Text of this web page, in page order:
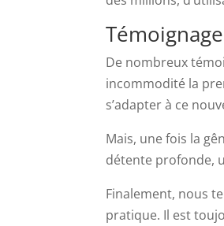
De nombreux
incommodité la
s’adapter à ce
Mais, une fois la
détente profonde,
Finalement, nous
pratique. Il est